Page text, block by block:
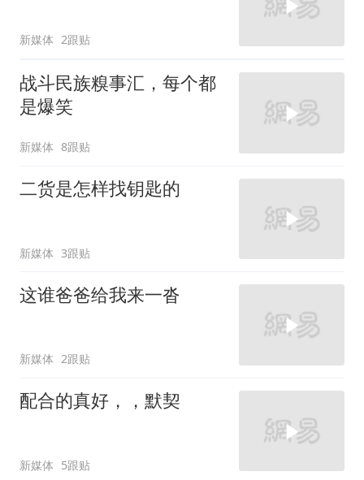
新媒体 2跟贴
战斗民族糗事汇，每个都
是爆笑
新媒体 8跟贴
二货是怎样找钥匙的
新媒体 3跟贴
这谁爸爸给我来一沓
新媒体 2跟贴
配合的真好，，默契
新媒体 5跟贴